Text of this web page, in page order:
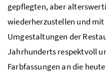
gepflegten, aber
wiederherzustellen und
Umgestaltungen der
Jahrhunderts respektvoll
Farbfassungen an die